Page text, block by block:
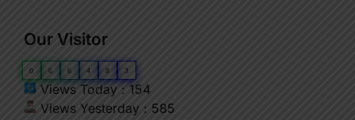
Our Visitor
0 6 6 4 8 3
Views Today : 154
Views Yesterday : 585